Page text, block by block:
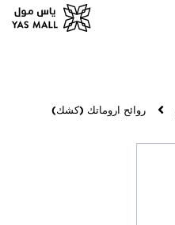
روائح اروماتك (كشك)